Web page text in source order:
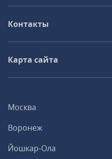
Москва
Воронеж
Йошкар-Ола
Контакты
Карта сайта